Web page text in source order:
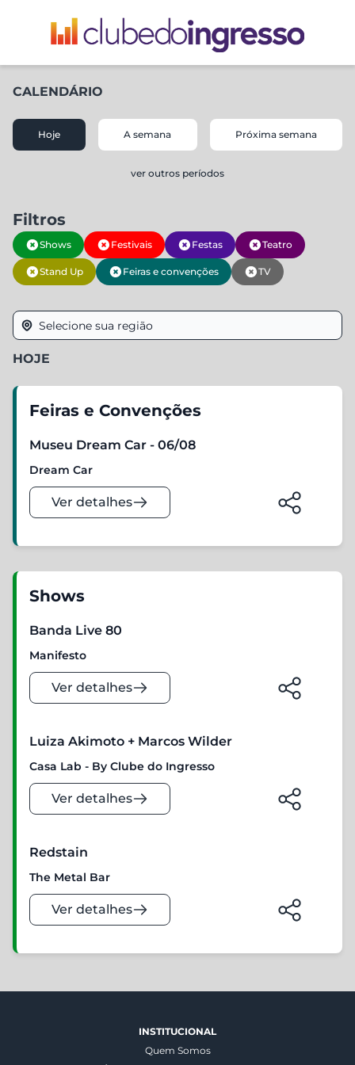
CALENDÁRIO
Hoje A semana Próxima semana
ver outros períodos
Filtros
Shows Festivais Festas Teatro
Stand Up Feiras e convenções TV
HOJE
Feiras e Convenções
Museu Dream Car - 06/08
Dream Car
Ver detalhes
Shows
Banda Live 80
Manifesto
Ver detalhes
Luiza Akimoto + Marcos Wilder
Casa Lab - By Clube do Ingresso
Ver detalhes
Redstain
The Metal Bar
Ver detalhes
INSTITUCIONAL
Quem Somos